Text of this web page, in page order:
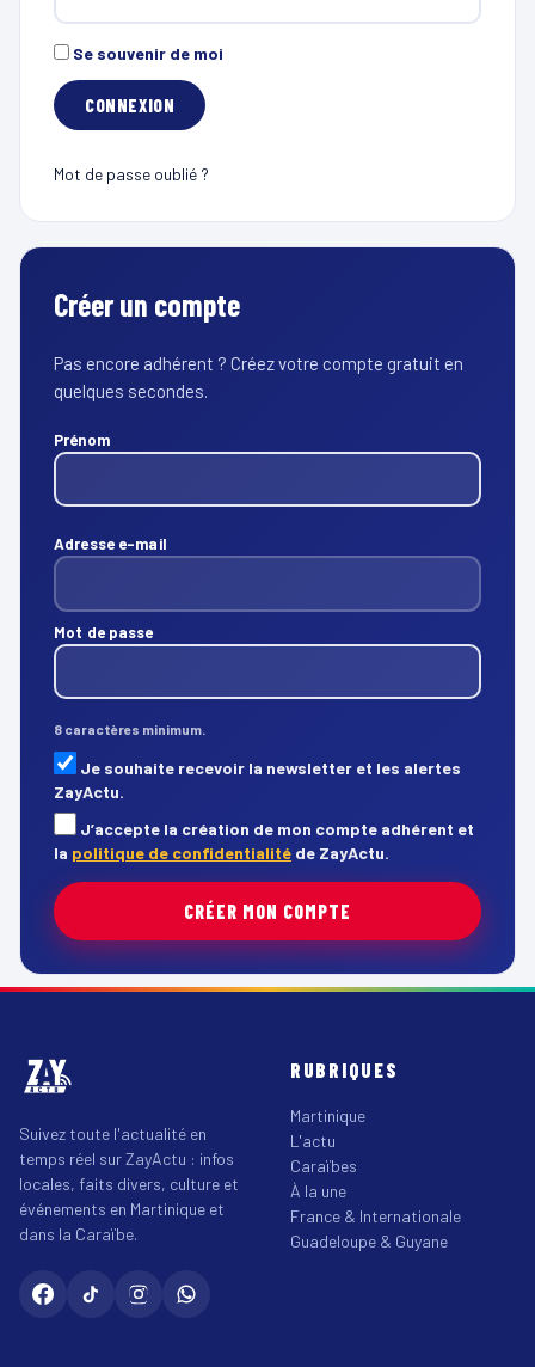
Se souvenir de moi
Mot de passe oublié ?
Créer un compte
Pas encore adhérent ? Créez votre compte gratuit en
quelques secondes.
Prénom
Adresse e-mail
Mot de passe
8 caractères minimum.
Je souhaite recevoir la newsletter et les alertes
ZayActu.
J’accepte la création de mon compte adhérent et
la politique de confidentialité de ZayActu.
CRÉER MON COMPTE
Suivez toute l'actualité en
temps réel sur ZayActu : infos
locales, faits divers, culture et
événements en Martinique et
dans la Caraïbe.
RUBRIQUES
Martinique
L'actu
Caraïbes
À la une
France & Internationale
Guadeloupe & Guyane